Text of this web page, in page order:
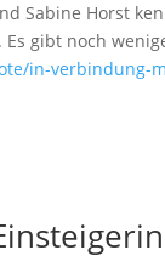
Sabine Horst
gibt noch
in-verbindung-